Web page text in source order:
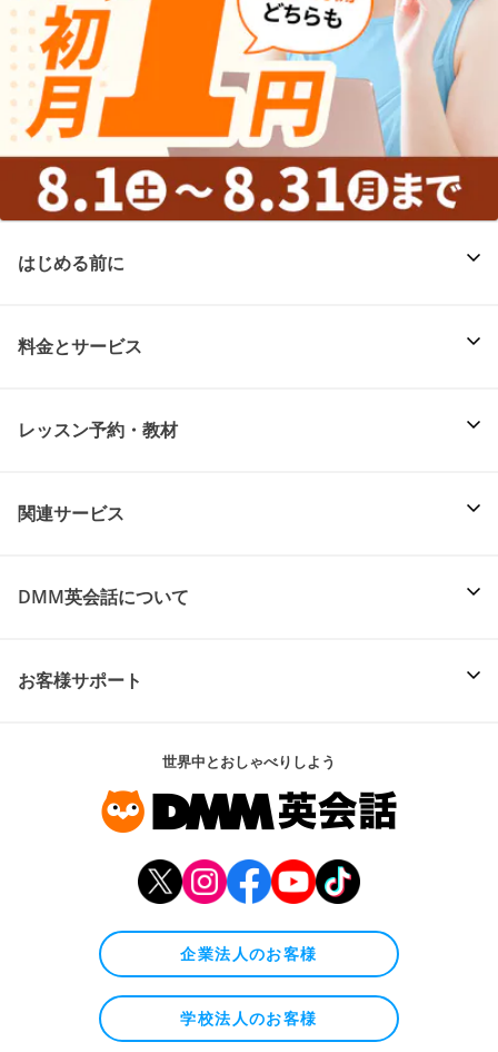
はじめる前に
料金とサービス
レッスン予約・教材
関連サービス
DMM英会話について
お客様サポート
世界中とおしゃべりしよう
企業法人のお客様
学校法人のお客様